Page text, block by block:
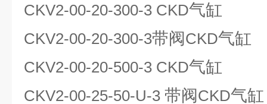
CKV2-00-20-300-3 CKD气缸
CKV2-00-20-300-3带阀CKD气缸
CKV2-00-20-500-3 CKD气缸
CKV2-00-25-50-U-3 带阀CKD气缸